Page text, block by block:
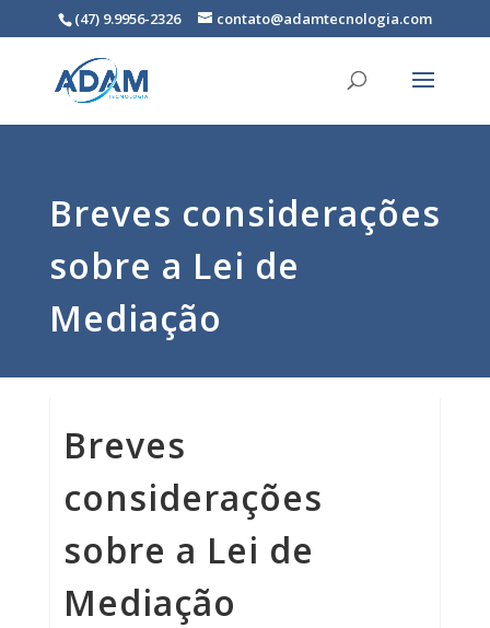
(47) 9.9956-2326 contato@adamtecnologia.com
Breves considerações
sobre a Lei de
Mediação
Breves
considerações
sobre a Lei de
Mediação